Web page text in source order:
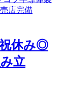
祝休み◎
立